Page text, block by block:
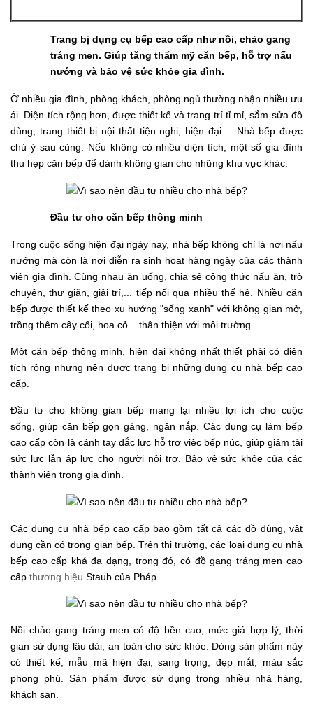
Trang bị dụng cụ bếp cao cấp như nồi, chảo gang
tráng men. Giúp tăng thẩm mỹ căn bếp, hỗ trợ nấu
nướng và bảo vệ sức khỏe gia đình.
Ở nhiều gia đình, phòng khách, phòng ngủ thường nhận nhiều ưu
ái. Diện tích rộng hơn, được thiết kế và trang trí tỉ mỉ, sắm sửa đồ
dùng, trang thiết bị nội thất tiện nghi, hiện đại.... Nhà bếp được
chú ý sau cùng. Nếu không có nhiều diện tích, một số gia đình
thu hẹp căn bếp để dành không gian cho những khu vực khác.
Đầu tư cho căn bếp thông minh
Trong cuộc sống hiện đại ngày nay, nhà bếp không chỉ là nơi nấu
nướng mà còn là nơi diễn ra sinh hoạt hàng ngày của các thành
viên gia đình. Cùng nhau ăn uống, chia sẻ công thức nấu ăn, trò
chuyện, thư giãn, giải trí,... tiếp nối qua nhiều thế hệ. Nhiều căn
bếp được thiết kế theo xu hướng "sống xanh" với không gian mở,
trồng thêm cây cối, hoa cỏ... thân thiện với môi trường.
Một căn bếp thông minh, hiện đại không nhất thiết phải có diện
tích rộng nhưng nên được trang bị những dụng cụ nhà bếp cao
cấp.
Đầu tư cho không gian bếp mang lại nhiều lợi ích cho cuộc
sống, giúp căn bếp gọn gàng, ngăn nắp. Các dụng cụ làm bếp
cao cấp còn là cánh tay đắc lực hỗ trợ việc bếp núc, giúp giảm tải
sức lực lẫn áp lực cho người nội trợ. Bảo vệ sức khỏe của các
thành viên trong gia đình.
Các dụng cụ nhà bếp cao cấp bao gồm tất cả các đồ dùng, vật
dụng cần có trong gian bếp. Trên thị trường, các loại dụng cụ nhà
bếp cao cấp khá đa dạng, trong đó, có đồ gang tráng men cao
cấp thương hiệu Staub của Pháp
Nồi chảo gang tráng men có độ bền cao, mức giá hợp lý, thời
gian sử dụng lâu dài, an toàn cho sức khỏe. Dòng sản phẩm này
có thiết kế, mẫu mã hiện đại, sang trọng, đẹp mắt, màu sắc
phong phú. Sản phẩm được sử dụng trong nhiều nhà hàng,
khách sạn.